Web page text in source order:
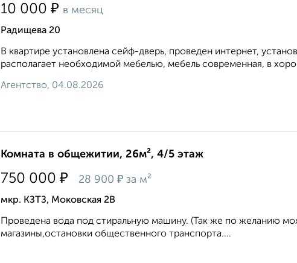
10 000 ₽ в месяц
Радищева 20
В квартире установлена сейф-дверь, проведен интернет,
располагает необходимой мебелью, мебель современная, в
Агентство, 04.08.2026
Комната в общежитии, 26м², 4/5 этаж
750 000 ₽ 28 900 ₽ за м²
мкр. КЗТЗ, Моковская 2В
Проведена вода под стиральную машину. (Так же по желанию
магазины,остановки общественного транспорта....